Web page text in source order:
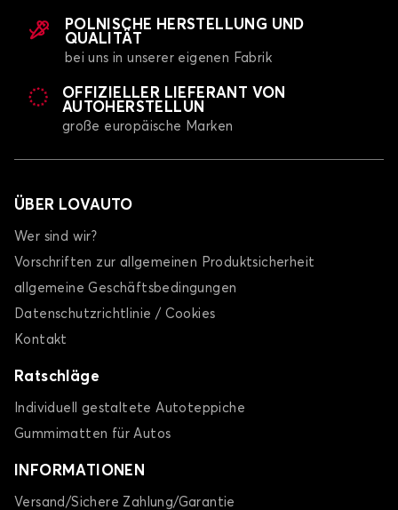
POLNISCHE HERSTELLUNG UND
QUALITÄT
bei uns in unserer eigenen Fabrik
OFFIZIELLER LIEFERANT VON
AUTOHERSTELLUN
große europäische Marken
ÜBER LOVAUTO
Wer sind wir?
Vorschriften zur allgemeinen Produktsicherheit
allgemeine Geschäftsbedingungen
Datenschutzrichtlinie / Cookies
Kontakt
Ratschläge
Individuell gestaltete Autoteppiche
Gummimatten für Autos
INFORMATIONEN
Versand/Sichere Zahlung/Garantie